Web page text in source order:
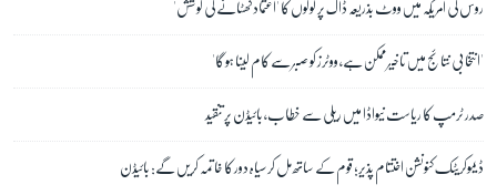
روس کی امریکہ میں ووٹ بذریعہ ڈاک پر لوگوں کا 'اعتماد گھٹانے کی کوشش'
'انتخابی نتائج میں تاخیر ممکن ہے، ووٹرز کو صبر سے کام لینا ہو گا'
صدر ٹرمپ کا ریاست نیواڈا میں ریلی سے خطاب، بائیڈن پر تنقید
ڈیموکریٹک کنونشن اختتام پذیر؛ قوم کے ساتھ مل کر سیاہ دور کا خاتمہ کریں گے: بائیڈن